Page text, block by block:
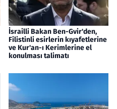
İsrailli Bakan Ben-Gvir'den,
Filistinli esirlerin kıyafetlerine
ve Kur'an-ı Kerimlerine el
konulması talimatı